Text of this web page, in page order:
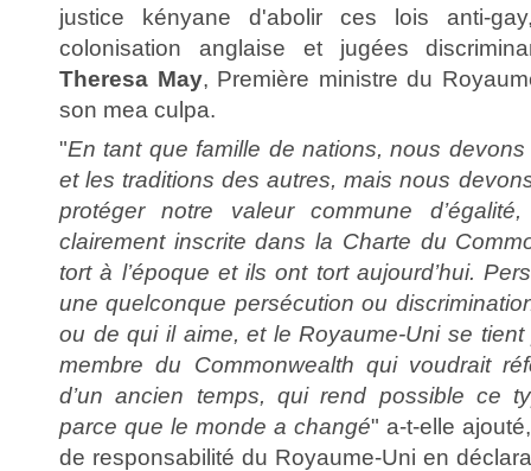
justice kényane d'abolir ces lois anti-
colonisation anglaise et jugées
Theresa May, Première ministre du
son mea culpa.
"En tant que famille de nations, nous
et les traditions des autres, mais nous
protéger notre valeur commune
clairement inscrite dans la Charte du
tort à l’époque et ils ont tort aujourd’hui.
une quelconque persécution ou
ou de qui il aime, et le Royaume-Uni se
membre du Commonwealth qui voudrait
d’un ancien temps, qui rend possible ce
parce que le monde a changé" a-t-elle
de responsabilité du Royaume-Uni en